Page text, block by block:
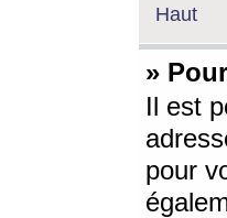
Haut
»
Il est
pour